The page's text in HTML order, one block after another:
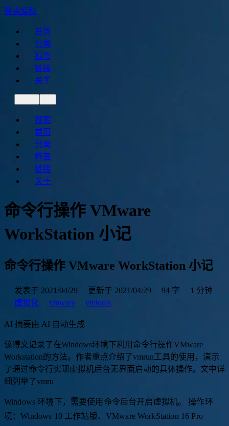
弹霄博科
首页
分类
标签
链接
关于
搜索
首页
分类
标签
链接
关于
命令行操作 VMware
WorkStation 小记
命令行操作 VMware WorkStation 小记
发表于 2021/04/29 更新于 2021/04/29 94 字
1 分钟
虚拟化
vmware vmtools
AI 摘要由 AI 自动生成
该博文记录了在Windows环境下利 用 命令行操作VMware
Workstation的方法。 作者重点介绍了vmrun工具的使用 ， 演示
了通过命令行实现虚拟机后台无界面启动的具体操作。 文中详
细列 举了vmru
Windows 环境下，需要使用命令后台开启虚拟机。 操作环
境：Windows 10 工作站版、VMware WorkStation 16 Pro